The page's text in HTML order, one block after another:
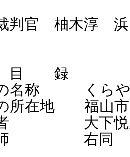
官 柚木淳 浜
録
の名称 くらや
所在地 福山市
者 大下悦
師 右同